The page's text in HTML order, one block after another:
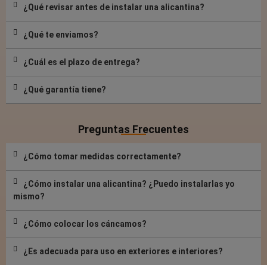
¿Qué revisar antes de instalar una alicantina?
¿Qué te enviamos?
¿Cuál es el plazo de entrega?
¿Qué garantía tiene?
Preguntas Frecuentes
¿Cómo tomar medidas correctamente?
¿Cómo instalar una alicantina? ¿Puedo instalarlas yo
mismo?
¿Cómo colocar los cáncamos?
¿Es adecuada para uso en exteriores e interiores?